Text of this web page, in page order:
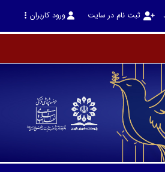
ثبت نام در سایت ورود کاربران